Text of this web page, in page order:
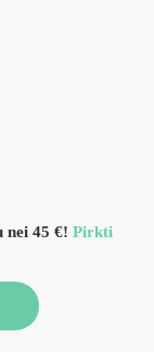
nei 45 €! Pirkti